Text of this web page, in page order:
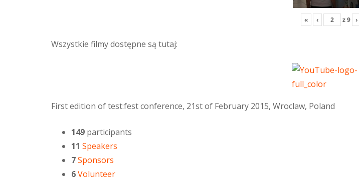
« ‹ z9 ›
Wszystkie filmy dostępne są tutaj:
First edition of test:fest conference, 21st of February 2015, Wroclaw, Poland
149 participants
11 Speakers
7Sponsors
6Volunteer